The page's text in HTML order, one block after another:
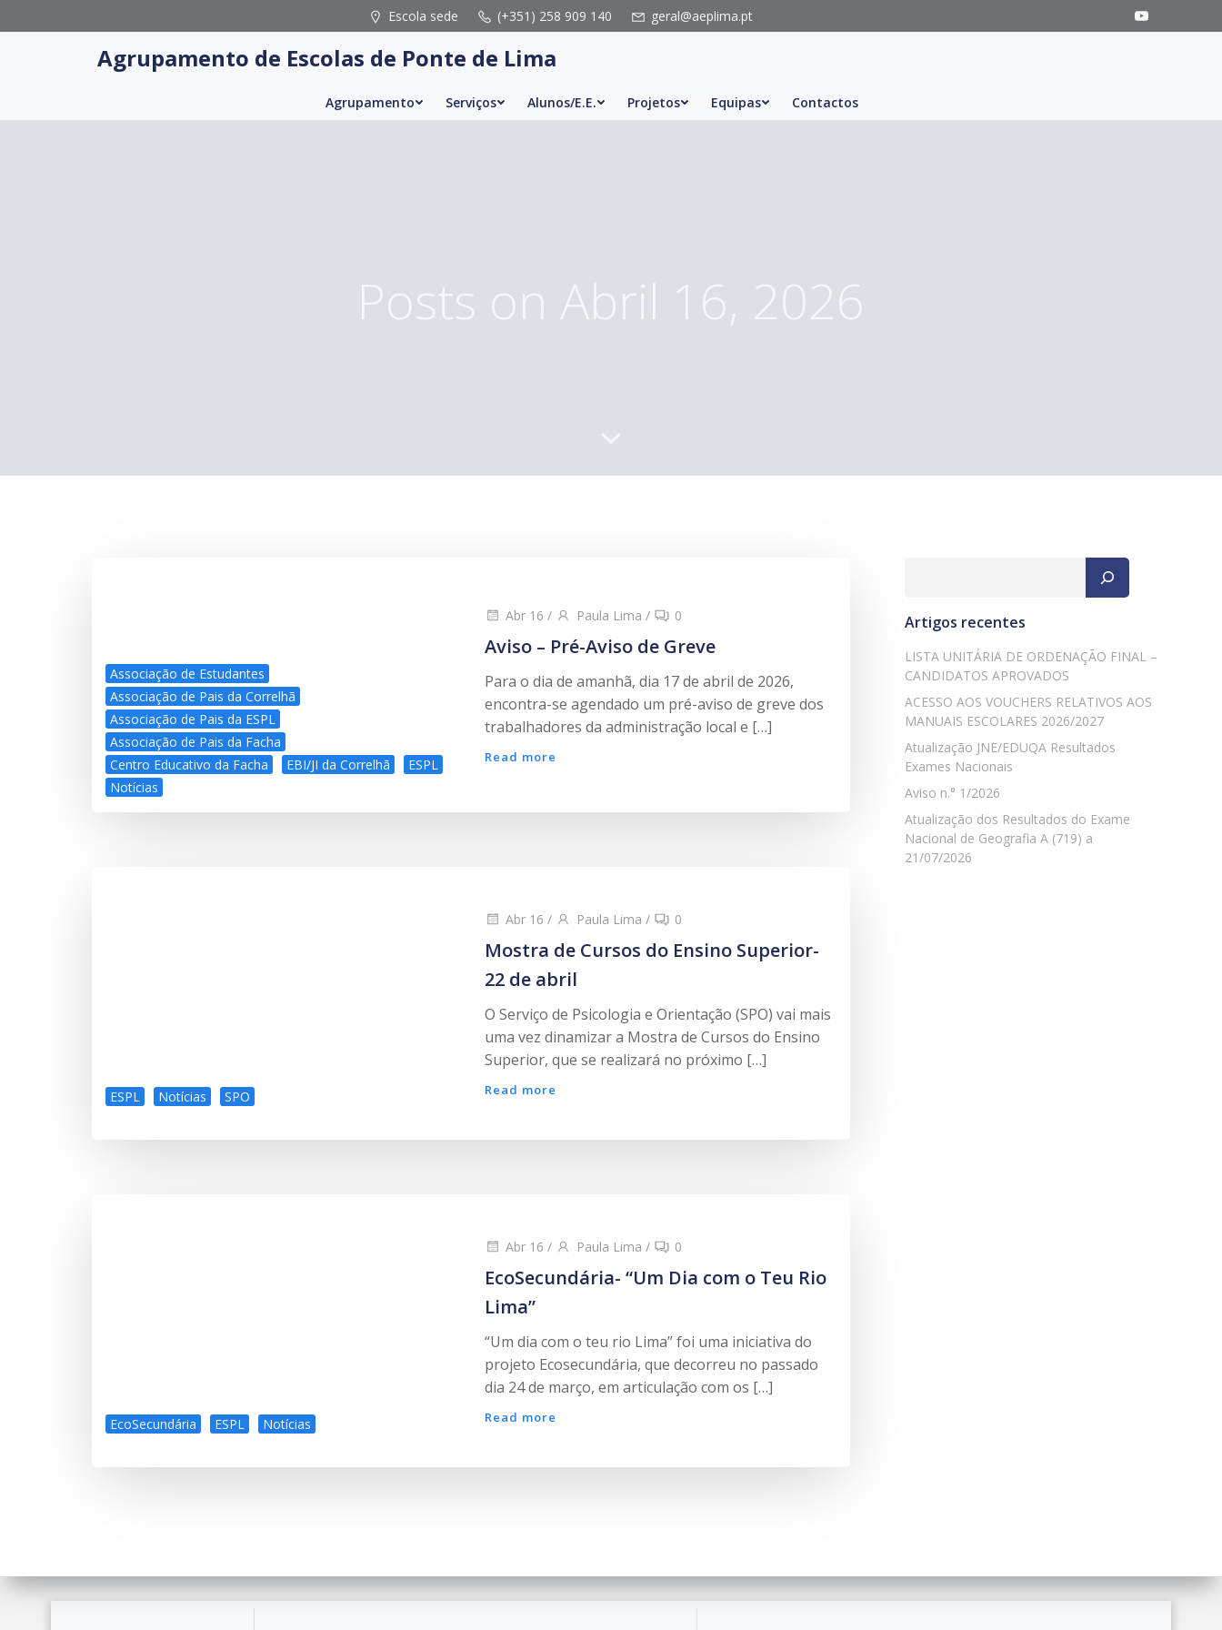
to
Escola sede (+351) 258 909 140 geral@aeplima.pt
Agrupamento de Escolas de Ponte de Lima
Agrupamento Serviços Alunos/E.E. Projetos Equipas Contactos
Posts on Abril 16, 2026
Associação de Estudantes
Associação de Pais da Correlhã
Associação de Pais da ESPL
Associação de Pais da Facha
Centro Educativo da Facha
EBI/JI da Correlhã
ESPL
Notícias
Abr 16 / Paula Lima / 0
Aviso – Pré-Aviso de Greve
Para o dia de amanhã, dia 17 de abril de 2026,
encontra-se agendado um pré-aviso de greve dos
trabalhadores da administração local e […]
Read more
ESPL Notícias SPO
Abr 16 / Paula Lima / 0
Mostra de Cursos do Ensino Superior-
22 de abril
O Serviço de Psicologia e Orientação (SPO) vai mais
uma vez dinamizar a Mostra de Cursos do Ensino
Superior, que se realizará no próximo […]
Read more
EcoSecundária ESPL Notícias
Abr 16 / Paula Lima / 0
EcoSecundária- “Um Dia com o Teu Rio
Lima”
“Um dia com o teu rio Lima” foi uma iniciativa do
projeto Ecosecundária, que decorreu no passado
dia 24 de março, em articulação com os […]
Read more
Artigos recentes
LISTA UNITÁRIA DE ORDENAÇÃO FINAL –
CANDIDATOS APROVADOS
ACESSO AOS VOUCHERS RELATIVOS AOS
MANUAIS ESCOLARES 2026/2027
Atualização JNE/EDUQA Resultados
Exames Nacionais
Aviso n.° 1/2026
Atualização dos Resultados do Exame
Nacional de Geografia A (719) a
21/07/2026
© 2026 Agrupamento de Escolas de Ponte de Lima. Created for free using WordPress and